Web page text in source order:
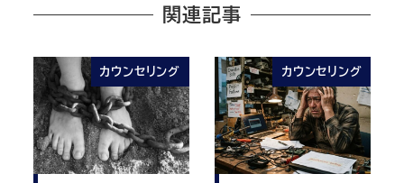
関連記事
カウンセリング カウンセリング